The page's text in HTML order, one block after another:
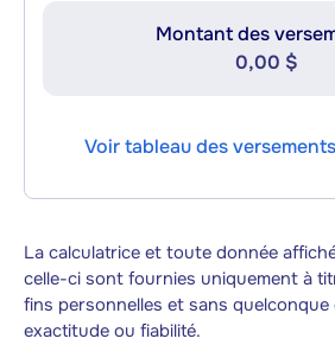
Montant des
0,00 $
Voir tableau des
La calculatrice et toute donnée
celle-ci sont fournies uniquement à
fins personnelles et sans
exactitude ou fiabilité.